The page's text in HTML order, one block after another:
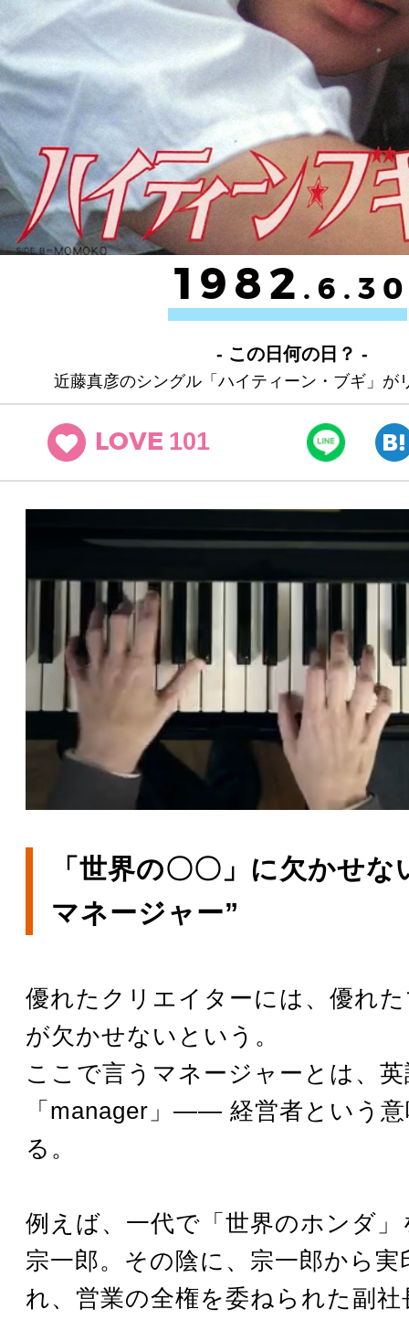
1982 .6.30
- この日何の日？ -
近藤真彦のシングル「ハイティーン・ブギ」が
LOVE 101
「世界の〇〇」に欠かせな
マネージャー”
優れたクリエイターには、優れ
が欠かせないという。
ここで言うマネージャーとは、
「manager」―― 経営者という
る。
例えば、一代で「世界のホンダ
宗一郎。その陰に、宗一郎から実
れ、営業の全権を委ねられた副社